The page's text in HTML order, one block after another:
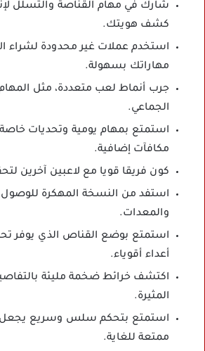
شارك في مهام القناصة والتسلل
كشف هويتك.
استخدم عملات غير محدودة لشراء
مهاراتك بسهولة.
جرب أنماط لعب متعددة، مثل المهام
الجماعي.
استمتع بمهام يومية وتحديات
مكافآت إضافية.
كون فريقا قويا مع لاعبين آخرين
استفد من النسخة المهكرة للوصول
والمعدات.
استمتع بوضع القناص الذي يوفر
أعداء أقوياء.
اكتشف خرائط ضخمة مليئة
المثيرة.
استمتع بتحكم سلس وسريع يجعل
ممتعة للغاية.